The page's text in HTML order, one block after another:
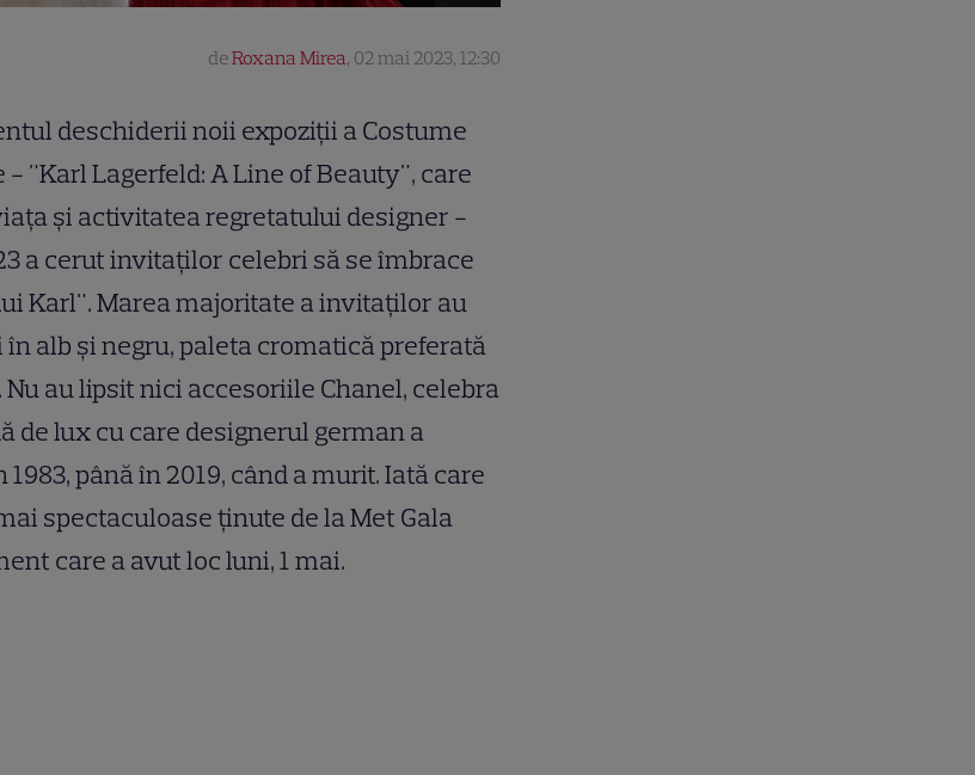
deRoxana Mirea, 02 mai 2023, 12:30
deschiderii noii expoziții a Costume
- "Karl Lagerfeld: A Line of Beauty", care
și activitatea regretatului designer -
a cerut invitaților celebri să se îmbrace
Karl". Marea majoritate a invitaților au
alb și negru, paleta cromatică preferată
Nu au lipsit nici accesoriile Chanel, celebra
de lux cu care designerul german a
până în 2019, când a murit. Iată care
spectaculoase ținute de la Met Gala
care a avut loc luni, 1 mai.